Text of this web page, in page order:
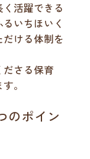
活躍できる
いちほいく
ける体制を
ださる保育
。
のポイン